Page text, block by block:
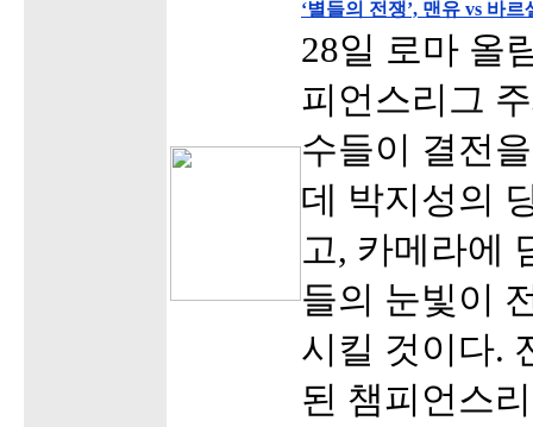
‘별들의 전쟁’, 맨유 vs 바
28일 로마 올
피언스리그
수들이 결전
데 박지성의
고, 카메라에
들의 눈빛이
시킬 것이다.
된 챔피언스